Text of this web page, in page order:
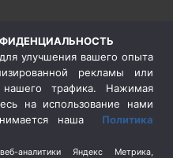
улучшения вашего опыта
рекламы или
трафика. Нажимая
на использование нами
наша Политика
аналитики Яндекс Метрика,